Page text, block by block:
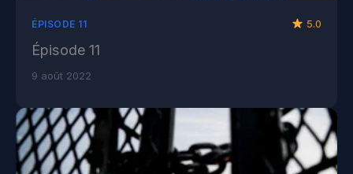
ÉPISODE 11 5.0
Épisode 11
9 août 2022